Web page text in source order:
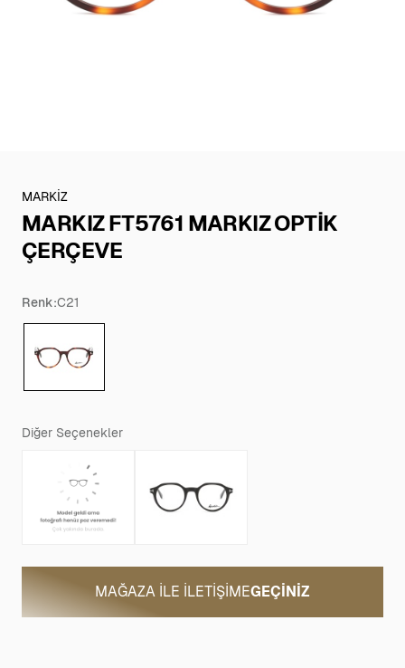
MARKİZ
MARKIZ FT5761 MARKIZ OPTİK
ÇERÇEVE
Renk:C21
Diğer Seçenekler
MAĞAZA ILE İLETIŞIMEGEÇINIZ